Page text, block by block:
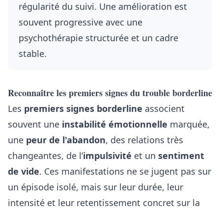
régularité du suivi. Une amélioration est
souvent progressive avec une
psychothérapie structurée et un cadre
stable.
Reconnaître les premiers signes du trouble borderline
Les premiers signes borderline associent
souvent une instabilité émotionnelle marquée,
une peur de l'abandon, des relations très
changeantes, de l’impulsivité et un sentiment
de vide. Ces manifestations ne se jugent pas sur
un épisode isolé, mais sur leur durée, leur
intensité et leur retentissement concret sur la